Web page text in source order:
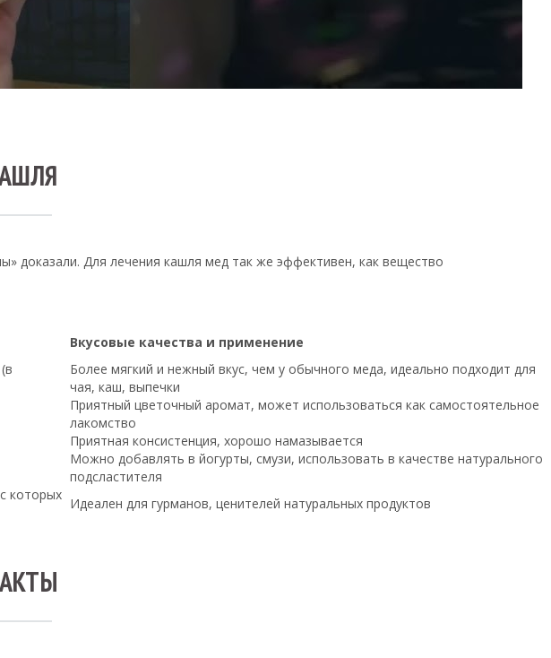
доказали. Для лечения кашля мед так же эффективен, как вещество
Вкусовые качества и применение
Более мягкий и нежный вкус, чем у обычного меда, идеально подходит для
чая, каш, выпечки
Приятный цветочный аромат, может использоваться как самостоятельное
лакомство
Приятная консистенция, хорошо намазывается
Можно добавлять в йогурты, смузи, использовать в качестве натурального
подсластителя
которых
Идеален для гурманов, ценителей натуральных продуктов